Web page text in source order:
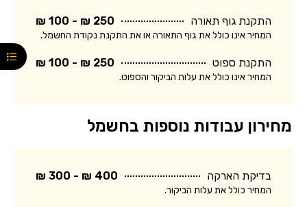
התקנת גוף תאורה 250 ₪ - 100 ₪
המחיר אינו כולל את גוף התאורה או את התקנת נקודת החשמל.
התקנת ספוט 250 ₪ - 100 ₪
המחיר אינו כולל את עלות הביקור והספוט.
מחירון עבודות נוספות בחשמל
בדיקת הארקה 400 ₪ - 300 ₪
המחיר כולל את עלות הביקור.